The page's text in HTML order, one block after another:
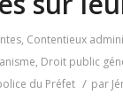
, Contentieux
, Droit public
du Préfet / par